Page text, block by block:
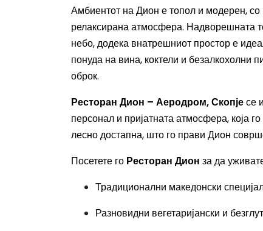
Амбиентот на Дион е топол и модерен, со
релаксирана атмосфера. Надворешната
небо, додека внатрешниот простор е
понуда на вина, коктели и безалкохолни
оброк.
Ресторан Дион – Аеродром, Скопјесе
персонал и пријатната атмосфера, која
лесно достапна, што го прави Дион
Посетете го Ресторан Дион за да
Традиционални македонски
Разновидни вегетаријански и